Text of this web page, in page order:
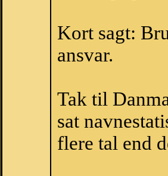
Kort sagt:
ansvar.
Tak til
sat
flere tal end